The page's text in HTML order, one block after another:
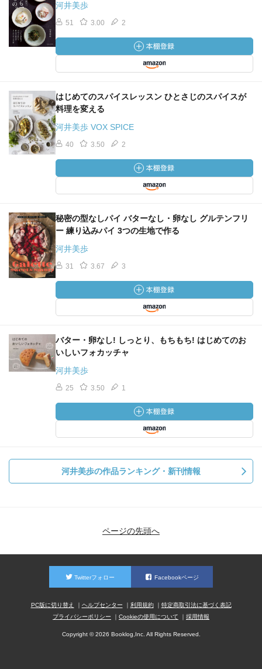
河井美歩
51 3.00 2
はじめてのスパイスレッスン ひとさじのスパイスが
料理を変える
河井美歩 VOX SPICE
40 3.50 2
秘密の型なしパイ バターなし・卵なし グルテンフリ
ー 練り込みパイ 3つの生地で作る
河井美歩
31 3.67 3
バター・卵なし! しっとり、もちもち! はじめてのお
いしいフォカッチャ
河井美歩
25 3.50 1
河井美歩の作品ランキング・新刊情報
ページの先頭へ
Twitterフォロー Facebookページ
PC版に切り替え ヘルプセンター 利用規約
特定商取引法に基づく表記
プライバシーポリシー
Cookieの使用について 採用情報
Copyright © 2026 Booklog,Inc. All Rights Reserved.